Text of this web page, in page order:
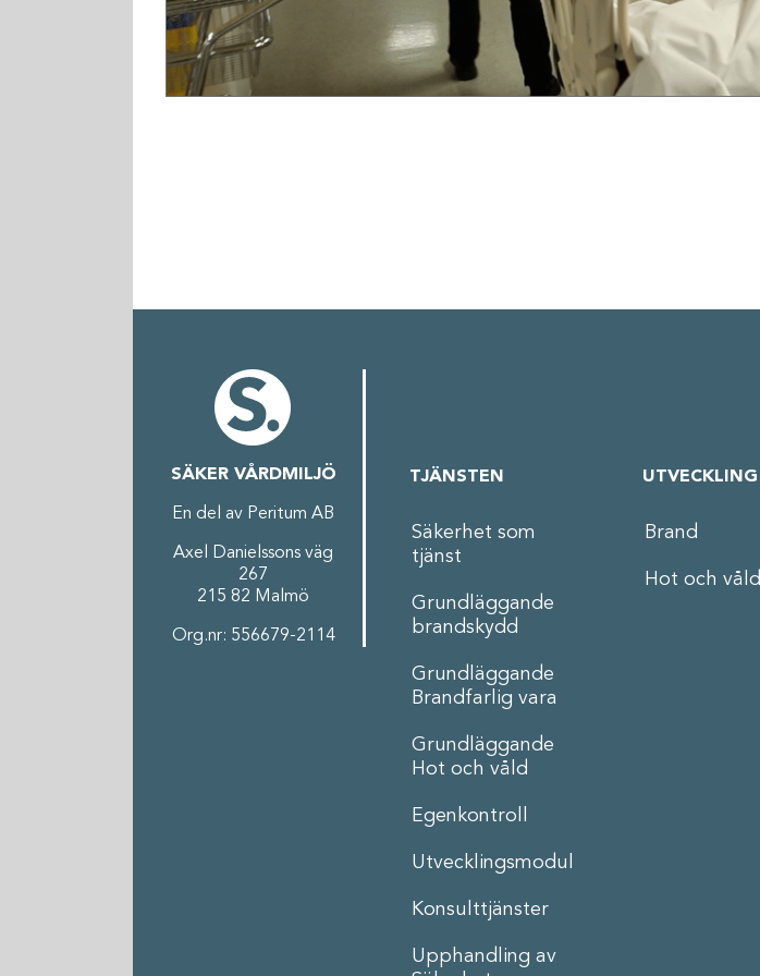
SÄKER VÅRDMILJÖ
En del av Peritum AB
Axel Danielssons väg
267
215 82 Malmö
Org.nr: 556679-2114
TJÄNSTEN
Säkerhet som
tjänst
Grundläggande
brandskydd
Grundläggande
Brandfarlig vara
Grundläggande
Hot och våld
Egenkontroll
Utvecklingsmodul
Konsulttjänster
Upphandling av
UTVECKLING
Brand
Hot och våld